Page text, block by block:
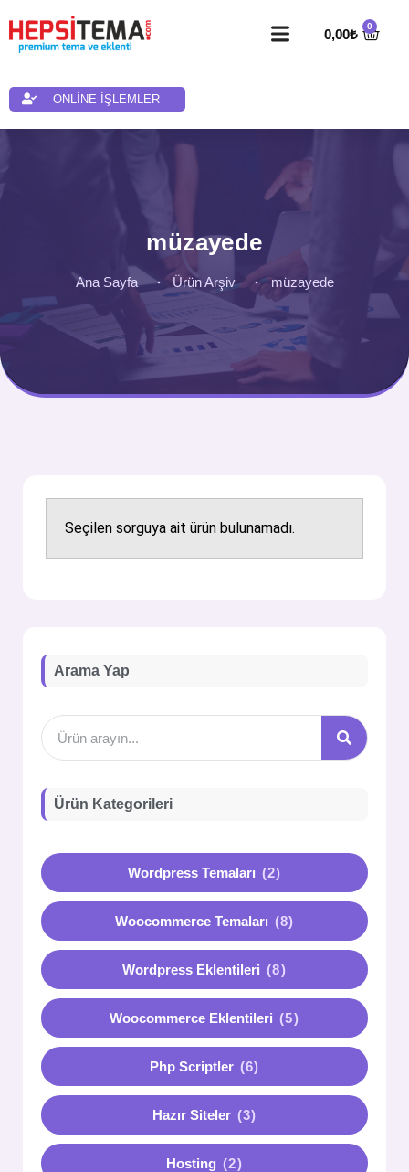
0,00₺
ONLİNE İŞLEMLER
müzayede
Ana Sayfa Ürün Arşiv müzayede
Arama Yap
Ürün Kategorileri
Wordpress Temaları (2)
Woocommerce Temaları (8)
Wordpress Eklentileri (8)
Woocommerce Eklentileri (5)
Php Scriptler (6)
Hazır Siteler (3)
Hosting (2)
Seçilen sorguya ait ürün bulunamadı.